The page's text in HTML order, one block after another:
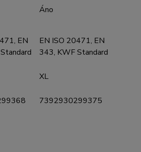
Áno
EN
EN ISO 20471, EN
343, KWF Standard
XL
7392930299375